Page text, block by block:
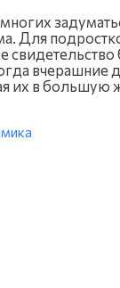
Для
вчерашние
их в большую